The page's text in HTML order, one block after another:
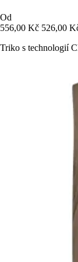
Od
556,00 Kč 526,00
Triko s technologií